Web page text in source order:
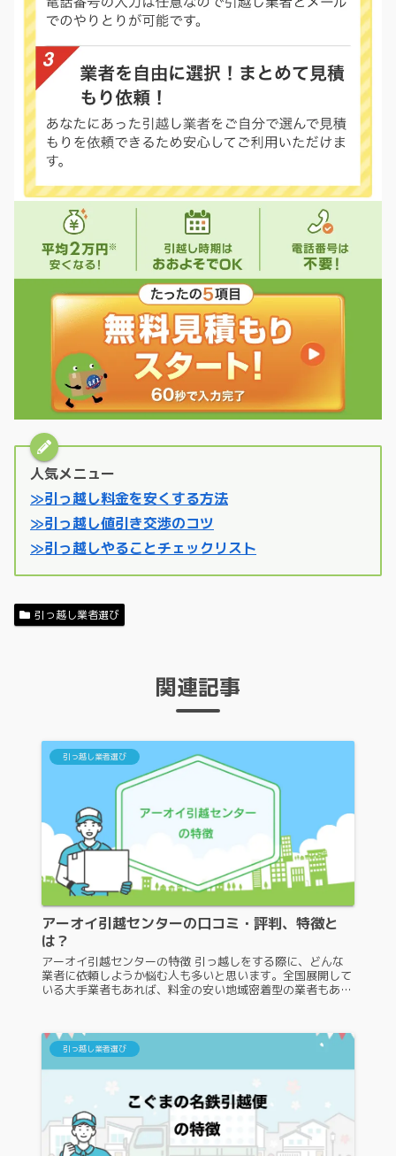
人気メニュー
≫引っ越し料金を安くする方法
≫引っ越し値引き交渉のコツ
≫引っ越しやることチェックリスト
引っ越し業者選び
関連記事
引っ越し業者選び
アーオイ引越センターの口コミ・評判、特徴と
は？
アーオイ引越センターの特徴 引っ越しをする際に、どんな
業者に依頼しようか悩む人も多いと思います。全国展開して
いる大手業者もあれば、料金の安い地域密着型の業者もあり
引っ越し業者選び